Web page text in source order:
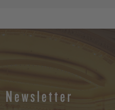
Newsletter